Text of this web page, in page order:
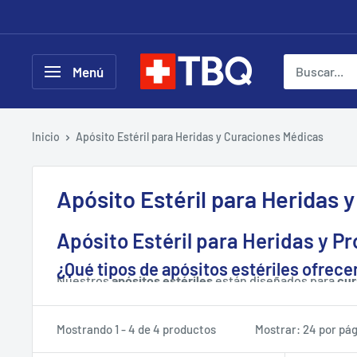
directamente
contenido
Menú tubotiquin.cl
Inicio Apósito Estéril para Heridas y Curaciones Médicas
Apósito Estéril para Heridas
Apósito Estéril para Heridas y
Nuestrosapósitos estérilesestán diseñados para
estériles, están listos para usar y ayudan a prevenir
Ofrecemos diversas opciones para necesidades
¿Qué tipos de apósitos estériles
Ofrecemos apósitos de gasa tejida con algodón,
estéril para curaciones seguras.
Mostrando 1 - 4 de 4 productos Mostrar: 24 por